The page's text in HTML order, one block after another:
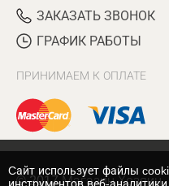
ЗАКАЗАТЬ ЗВОНОК
ГРАФИК РАБОТЫ
ПРИНИМАЕМ К ОПЛАТЕ
© 2017 Магазин Хозяин
Cайт использует файлы